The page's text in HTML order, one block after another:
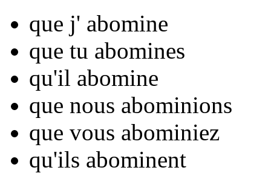
que j' abomine
que tu abomines
qu'il abomine
que nous abominions
que vous abominiez
qu'ils abominent